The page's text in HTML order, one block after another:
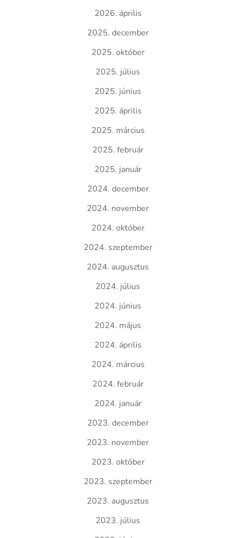
2026. április
2025. december
2025. október
2025. július
2025. június
2025. április
2025. március
2025. február
2025. január
2024. december
2024. november
2024. október
2024. szeptember
2024. augusztus
2024. július
2024. június
2024. május
2024. április
2024. március
2024. február
2024. január
2023. december
2023. november
2023. október
2023. szeptember
2023. augusztus
2023. július